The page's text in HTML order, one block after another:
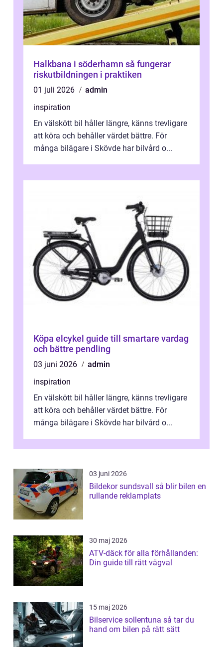
Halkbana i söderhamn så fungerar
riskutbildningen i praktiken
01 juli 2026
admin
inspiration
En välskött bil håller längre, känns trevligare
att köra och behåller värdet bättre. För
många bilägare i Skövde har bilvård o...
Köpa elcykel guide till smartare vardag
och bättre pendling
03 juni 2026
admin
inspiration
En välskött bil håller längre, känns trevligare
att köra och behåller värdet bättre. För
många bilägare i Skövde har bilvård o...
03 juni 2026
Bildekor sundsvall så blir bilen en
rullande reklamplats
30 maj 2026
ATV-däck för alla förhållanden:
Din guide till rätt vägval
15 maj 2026
Bilservice sollentuna så tar du
hand om bilen på rätt sätt